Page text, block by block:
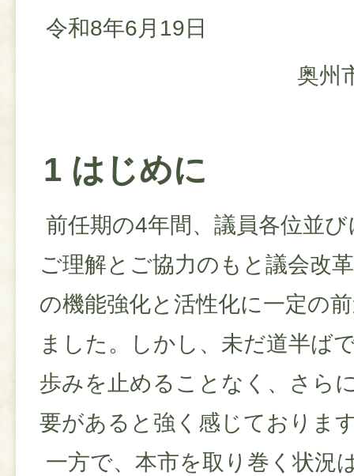
令和8年6月19日
奥州
1 はじめに
前任期の4年間、議員各位並
ご理解とご協力のもと議会改
の機能強化と活性化に一定の
ました。しかし、未だ道半ば
歩みを止めることなく、さら
要があると強く感じておりま
一方で、本市を取り巻く状況